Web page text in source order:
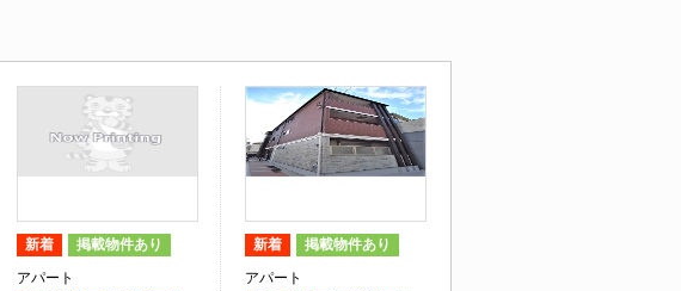
新着 掲載物件あり
アパート
新着 掲載物件あり
アパート